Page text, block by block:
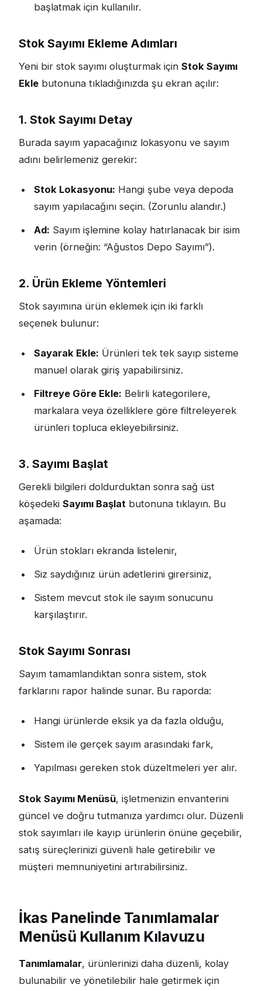
başlatmak için kullanılır.
Stok Sayımı Ekleme Adımları
Yeni bir stok sayımı oluşturmak için Stok Sayımı
Ekle butonuna tıkladığınızda şu ekran açılır:
1. Stok Sayımı Detay
Burada sayım yapacağınız lokasyonu ve sayım
adını belirlemeniz gerekir:
Stok Lokasyonu: Hangi şube veya depoda
sayım yapılacağını seçin. (Zorunlu alandır.)
Ad: Sayım işlemine kolay hatırlanacak bir isim
verin (örneğin: “Ağustos Depo Sayımı”).
2. Ürün Ekleme Yöntemleri
Stok sayımına ürün eklemek için iki farklı
seçenek bulunur:
Sayarak Ekle: Ürünleri tek tek sayıp sisteme
manuel olarak giriş yapabilirsiniz.
Filtreye Göre Ekle: Belirli kategorilere,
markalara veya özelliklere göre filtreleyerek
ürünleri topluca ekleyebilirsiniz.
3. Sayımı Başlat
Gerekli bilgileri doldurduktan sonra sağ üst
köşedeki Sayımı Başlat butonuna tıklayın. Bu
aşamada:
Ürün stokları ekranda listelenir,
Siz saydığınız ürün adetlerini girersiniz,
Sistem mevcut stok ile sayım sonucunu
karşılaştırır.
Stok Sayımı Sonrası
Sayım tamamlandıktan sonra sistem, stok
farklarını rapor halinde sunar. Bu raporda:
Hangi ürünlerde eksik ya da fazla olduğu,
Sistem ile gerçek sayım arasındaki fark,
Yapılması gereken stok düzeltmeleri yer alır.
Stok Sayımı Menüsü, işletmenizin envanterini
güncel ve doğru tutmanıza yardımcı olur. Düzenli
stok sayımları ile kayıp ürünlerin önüne geçebilir,
satış süreçlerinizi güvenli hale getirebilir ve
müşteri memnuniyetini artırabilirsiniz.
İkas Panelinde Tanımlamalar
Menüsü Kullanım Kılavuzu
Tanımlamalar, ürünlerinizi daha düzenli, kolay
bulunabilir ve yönetilebilir hale getirmek için